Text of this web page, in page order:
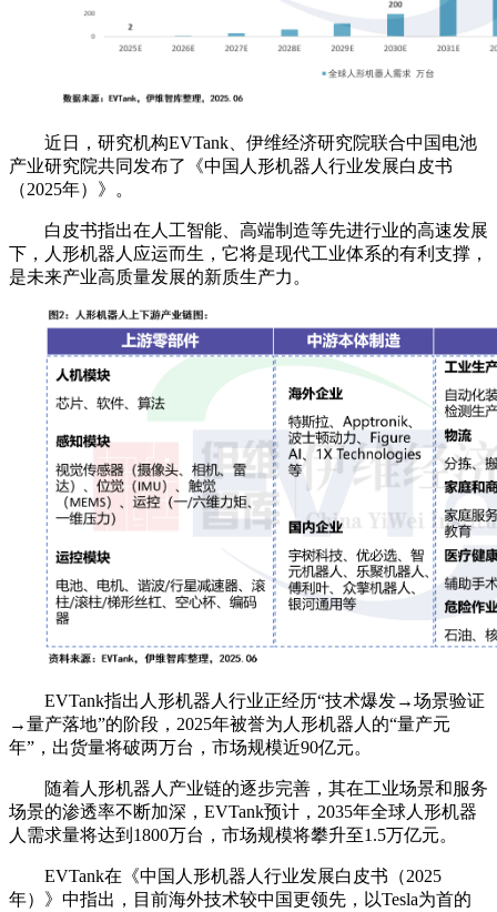
近日，研究机构EVTank、伊维经济研究院联合中国电池
产业研究院共同发布了《中国人形机器人行业发展白皮书
（2025年）》。
白皮书指出在人工智能、高端制造等先进行业的高速发展
下，人形机器人应运而生，它将是现代工业体系的有利支撑，
是未来产业高质量发展的新质生产力。
EVTank指出人形机器人行业正经历“技术爆发→场景验证
→量产落地”的阶段，2025年被誉为人形机器人的“量产元
年”，出货量将破两万台，市场规模近90亿元。
随着人形机器人产业链的逐步完善，其在工业场景和服务
场景的渗透率不断加深，EVTank预计，2035年全球人形机器
人需求量将达到1800万台，市场规模将攀升至1.5万亿元。
EVTank在《中国人形机器人行业发展白皮书（2025
年）》中指出，目前海外技术较中国更领先，以Tesla为首的